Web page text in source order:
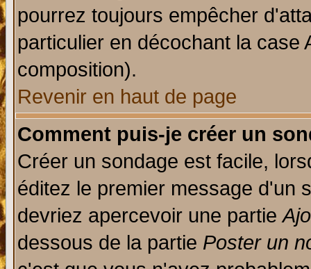
pourrez toujours empêcher
particulier en décochant la
composition).
Revenir en haut de page
Comment puis-je créer un
Créer un sondage est facile,
éditez le premier message d'un
devriez apercevoir une partie
dessous de la partie Poster un